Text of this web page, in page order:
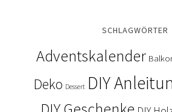
SCHLAGWÖRTER
Adventskalender
Deko Dessert DIY